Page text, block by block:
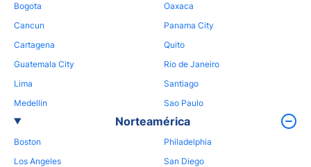
Bogota
Cancun
Cartagena
Guatemala City
Lima
Medellin
Oaxaca
Panama City
Quito
Rio de Janeiro
Santiago
Sao Paulo
Norteamérica
Boston
Los Angeles
Philadelphia
San Diego